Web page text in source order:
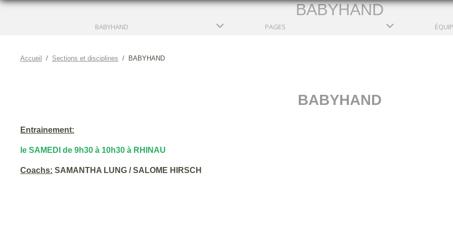
BABYHAND
BABYHAND PAGES
Accueil Sections et disciplines BABYHAND
BABYHAND
Entrainement:
le SAMEDI de 9h30 à 10h30 à RHINAU
Coachs: SAMANTHA LUNG / SALOME HIRSCH